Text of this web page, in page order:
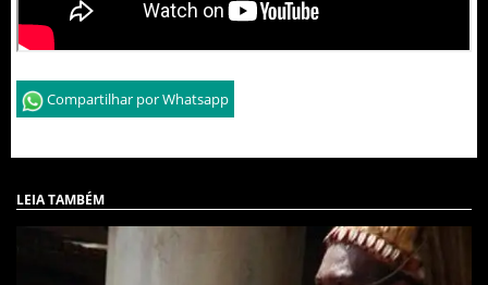
Compartilhar por Whatsapp
LEIA TAMBÉM